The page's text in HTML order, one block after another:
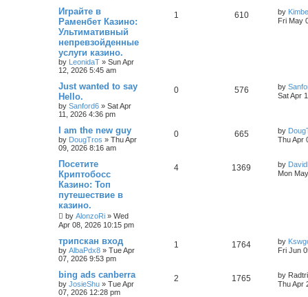
Играйте в
Раменбет Казино:
Ультимативный
непревзойденные
услуги казино.
by LeonidaT » Sun Apr
12, 2026 5:45 am
1 610 by
Fri May
Just wanted to say
Hello.
by Sanford6 » Sat Apr
11, 2026 4:36 pm
0 576 by
Sat Apr
I am the new guy
by DougTros » Thu Apr
09, 2026 8:16 am
0 665 by
Thu Apr
Посетите
Криптобосс
Казино: Топ
путешествие в
казино.
by AlonzoRi » Wed
Apr 08, 2026 10:15 pm
4 1369 by
Mon
трипскан вход
by AlbaPdx8 » Tue Apr
07, 2026 9:53 pm
1 1764 by
Fri Jun
bing ads canberra
by JosieShu » Tue Apr
07, 2026 12:28 pm
2 1765 by
Thu Apr